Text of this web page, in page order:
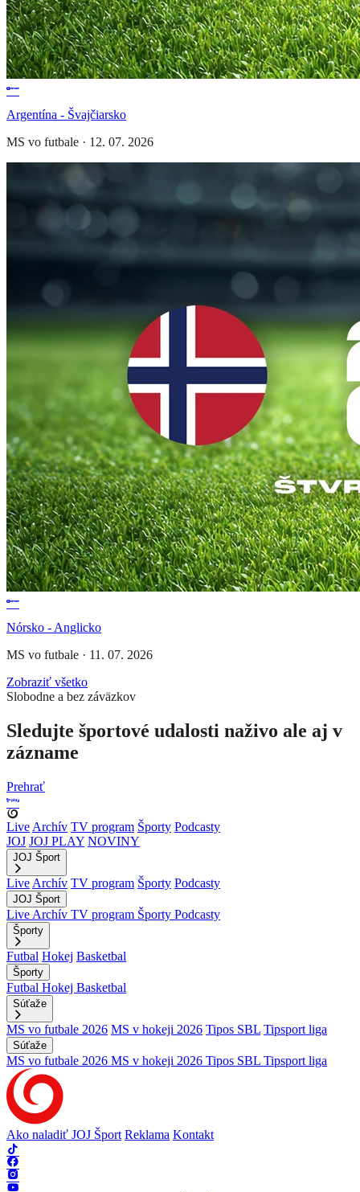
Argentína - Švajčiarsko
MS vo futbale · 12. 07. 2026
Nórsko - Anglicko
MS vo futbale · 11. 07. 2026
Zobraziť všetko
Slobodne a bez záväzkov
Sledujte športové udalosti naživo ale aj v
zázname
Prehrať
Live Archív TV program Športy Podcasty
JOJ JOJ PLAY NOVINY
JOJ Šport
Live Archív TV program Športy Podcasty
JOJ Šport
Live Archív TV program Športy Podcasty
Športy
Futbal Hokej Basketbal
Športy
Futbal Hokej Basketbal
Súťaže
MS vo futbale 2026 MS v hokeji 2026 Tipos SBL Tipsport liga
Súťaže
MS vo futbale 2026 MS v hokeji 2026 Tipos SBL Tipsport liga
Ako naladiť JOJ Šport Reklama Kontakt